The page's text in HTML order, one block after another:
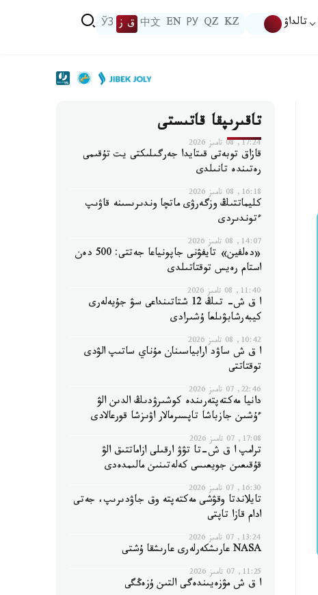
تالداۋ KZ
QZ
РУ
EN
中文 ق ز ЎЗ
تاقىرىپقا قاتىستى
17:24, 08 تامىز 2026
قازاق توبەتى قىتايدا جەرگىلىكتى يت تۇقىمى
رەتىندە تانىلدى
16:18, 08 تامىز 2026
كليماتتىڭ وزگەرۋى ماتچا وندىرىسىنە قاۋىپ
ءتوندىردى
14:07, 08 تامىز 2026
«دەلفين» تايفۋنى جاپونياعا جەتتى: 500 دەن
استام رەيس توقتاتىلدى
11:40, 08 تامىز 2026
ا ق ش- تىڭ 12 شتاتىنداعى سۋ جۇيەلەرى
كيبەرشابۋىلعا ۇشىرادى
10:42, 08 تامىز 2026
ا ق ش ساۋد ارابياسىنان مۇناي ساتىپ الۋدى
توقتاتتى
22:46, 07 تامىز 2026
دانيا مەكتەپتەرىندە كوشىرۋدىڭ الدىن الۋ
ءۇشىن جازباشا تاپسىرمالار اۋىزشا قورعالادى
17:08, 07 تامىز 2026
ترامپ ا ق ش-تا تۋۋ ارقىلى ازاماتتىق الۋ
قۇقىعىن جويعىسى كەلەتىنىن مالىمدەدى
16:30, 07 تامىز 2026
تايلاندتا وقۋشى مەكتەپتە وق جاۋدىرىپ، جەتى
ادام قازا تاپتى
13:24, 07 تامىز 2026
NASA عارىشكەرلەرى عارىشقا ۇشتى
11:25, 07 تامىز 2026
ا ق ش مۋزەيىندەگى التىن ۇزەڭگى